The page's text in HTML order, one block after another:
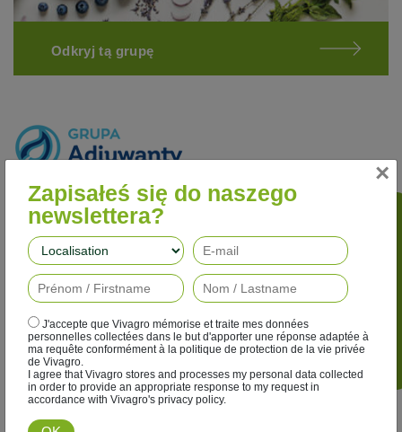
Odkryj tą grupę
Lepsza wydajność
Nasze adiuwanty poprawiają skuteczność działania
herbicydów, fungicydów, insektycydów i regulatorów wzrostu,
jednocześnie ograniczając ich wpływ na środowisko.
×
Zapisałeś się do naszego
newslettera?
J'accepte que Vivagro mémorise et traite mes données
personnelles collectées dans le but d'apporter une réponse adaptée à
ma requête conformément à la politique de protection de la vie privée
de Vivagro.
I agree that Vivagro stores and processes my personal data collected
in order to provide an appropriate response to my request in
accordance with Vivagro's privacy policy.